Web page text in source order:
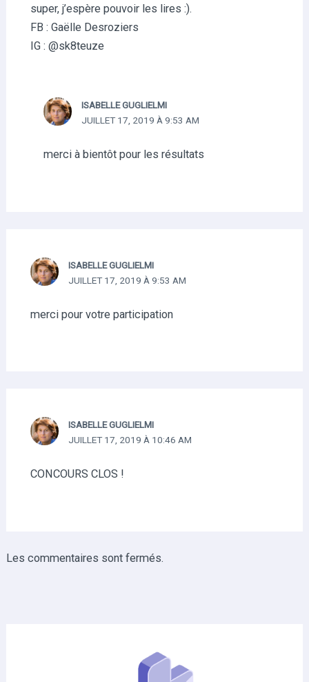
super, j’espère pouvoir les lires :).
FB : Gaëlle Desroziers
IG : @sk8teuze
ISABELLE GUGLIELMI
JUILLET 17, 2019 À 9:53 AM
merci à bientôt pour les résultats
ISABELLE GUGLIELMI
JUILLET 17, 2019 À 9:53 AM
merci pour votre participation
ISABELLE GUGLIELMI
JUILLET 17, 2019 À 10:46 AM
CONCOURS CLOS !
Les commentaires sont fermés.